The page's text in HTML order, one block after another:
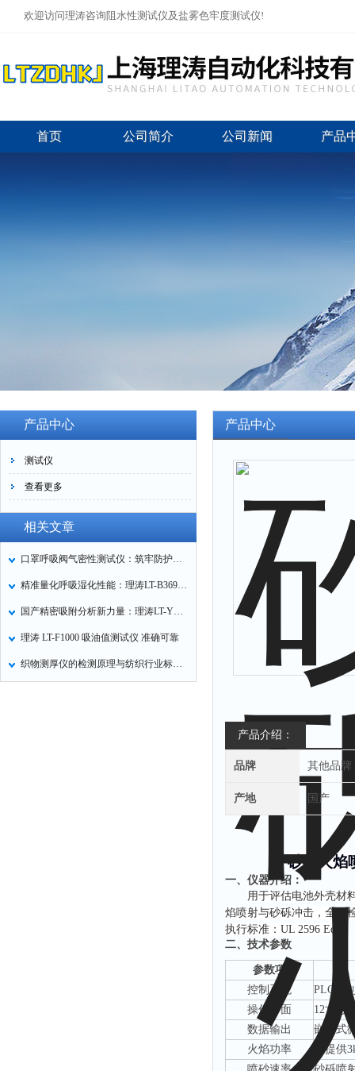
欢迎访问理涛咨询阻水性测试仪及盐雾色牢度测试仪!
首页 公司简介 公司新闻 产品
产品中心
测试仪
查看更多
相关文章
口罩呼吸阀气密性测试仪：筑牢防护口罩的质量关卡
精准量化呼吸湿化性能：理涛LT-B369湿化器数据采集装置技术解析
国产精密吸附分析新力量：理涛LT-Y019A全自动高压吸附仪的性能与应用解析
理涛 LT-F1000 吸油值测试仪 准确可靠
织物测厚仪的检测原理与纺织行业标准化应用
产品中心
产品介绍：
品牌 其他品牌
产地 国产
砂砾火焰
一、 仪器介绍：
用于评估电池外壳材
焰喷射与砂砾冲击‌，全面
执行标准： UL 2596 Ed2
二、技术参数
参数项
控制系统
PLC控
操作界面
12寸彩
数据输出
嵌入式
火焰功率
可提供